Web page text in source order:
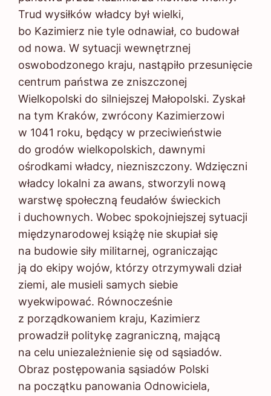
Trud wysiłków władcy był wielki,
bo Kazimierz nie tyle odnawiał, co budował
od nowa. W sytuacji wewnętrznej
oswobodzonego kraju, nastąpiło przesunięcie
centrum państwa ze zniszczonej
Wielkopolski do silniejszej Małopolski. Zyskał
na tym Kraków, zwrócony Kazimierzowi
w 1041 roku, będący w przeciwieństwie
do grodów wielkopolskich, dawnymi
ośrodkami władcy, niezniszczony. Wdzięczni
władcy lokalni za awans, stworzyli nową
warstwę społeczną feudałów świeckich
i duchownych. Wobec spokojniejszej sytuacji
międzynarodowej książę nie skupiał się
na budowie siły militarnej, ograniczając
ją do ekipy wojów, którzy otrzymywali dział
ziemi, ale musieli samych siebie
wyekwipować. Równocześnie
z porządkowaniem kraju, Kazimierz
prowadził politykę zagraniczną, mającą
na celu uniezależnienie się od sąsiadów.
Obraz postępowania sąsiadów Polski
na początku panowania Odnowiciela,